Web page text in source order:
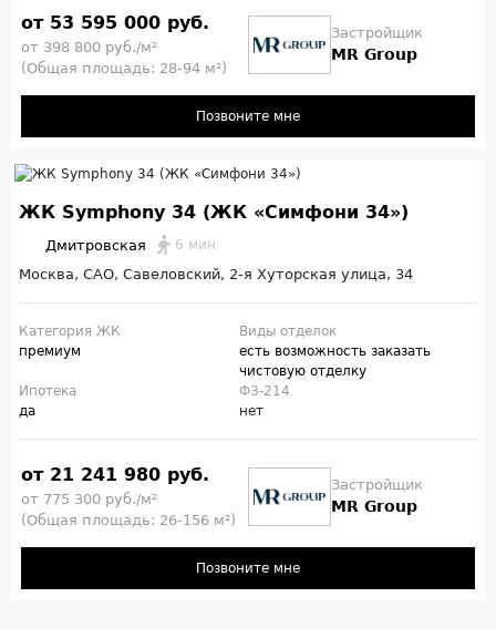
от 53 595 000 руб.
от 398 800 руб./м²
(Общая площадь: 28-94 м²)
Застройщик
MR Group
Позвоните мне
ЖК Symphony 34 (ЖК «Симфони 34»)
Дмитровская 6 мин
Москва, САО, Савеловский, 2-я Хуторская улица, 34
Категория ЖК
премиум
Виды отделок
есть возможность заказать
чистовую отделку
Ипотека
да
ФЗ-214
нет
от 21 241 980 руб.
от 775 300 руб./м²
(Общая площадь: 26-156 м²)
Застройщик
MR Group
Позвоните мне